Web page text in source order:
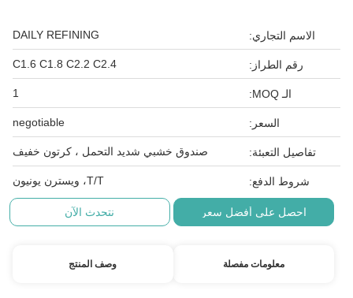
الاسم التجاري: DAILY REFINING
رقم الطراز: C1.6 C1.8 C2.2 C2.4
الـ MOQ: 1
السعر: negotiable
تفاصيل التعبئة: صندوق خشبي شديد التحمل ، كرتون خفيف
شروط الدفع: T/T، ويسترن يونيون
احصل على أفضل سعر نتحدث الآن
معلومات مفصلة وصف المنتج